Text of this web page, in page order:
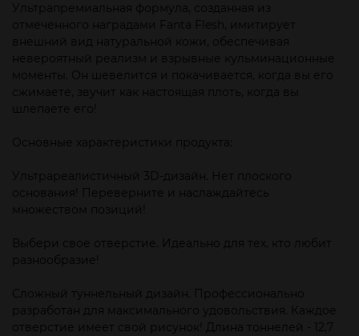
Ультрапремиальная формула, созданная из
отмеченного наградами Fanta Flesh, имитирует
внешний вид натуральной кожи, обеспечивая
невероятный реализм и взрывные кульминационные
моменты. Он шевелится и покачивается, когда вы его
сжимаете, звучит как настоящая плоть, когда вы
шлепаете его!
Основные характеристики продукта:
Ультрареалистичный 3D-дизайн. Нет плоского
основания! Переверните и наслаждайтесь
множеством позиций!
Выбери свое отверстие. Идеально для тех, кто любит
разнообразие!
Сложный туннельный дизайн. Профессионально
разработан для максимального удовольствия. Каждое
отверстие имеет свой рисунок! Длина тоннелей - 12,7